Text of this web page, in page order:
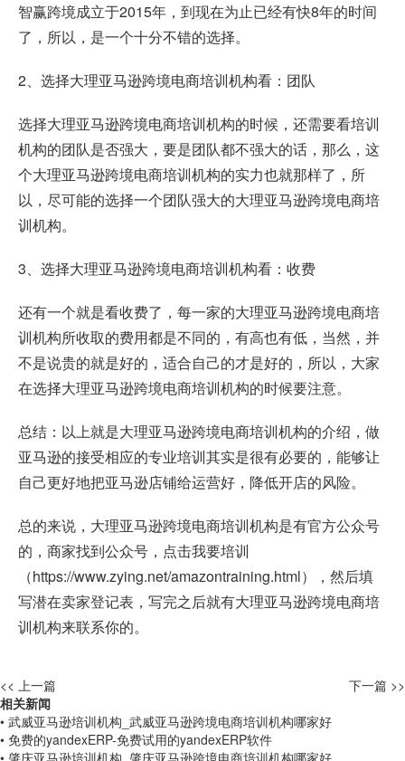
智赢跨境成立于2015年，到现在为止已经有快8年的时间
了，所以，是一个十分不错的选择。
2、选择大理亚马逊跨境电商培训机构看：团队
选择大理亚马逊跨境电商培训机构的时候，还需要看培训
机构的团队是否强大，要是团队都不强大的话，那么，这
个大理亚马逊跨境电商培训机构的实力也就那样了，所
以，尽可能的选择一个团队强大的大理亚马逊跨境电商培
训机构。
3、选择大理亚马逊跨境电商培训机构看：收费
还有一个就是看收费了，每一家的大理亚马逊跨境电商培
训机构所收取的费用都是不同的，有高也有低，当然，并
不是说贵的就是好的，适合自己的才是好的，所以，大家
在选择大理亚马逊跨境电商培训机构的时候要注意。
总结：以上就是大理亚马逊跨境电商培训机构的介绍，做
亚马逊的接受相应的专业培训其实是很有必要的，能够让
自己更好地把亚马逊店铺给运营好，降低开店的风险。
总的来说，大理亚马逊跨境电商培训机构是有官方公众号
的，商家找到公众号，点击我要培训
（https://www.zying.net/amazontraining.html），然后填
写潜在卖家登记表，写完之后就有大理亚马逊跨境电商培
训机构来联系你的。
<< 上一篇
下一篇 >>
相关新闻
• 武威亚马逊培训机构_武威亚马逊跨境电商培训机构哪家好
• 免费的yandexERP-免费试用的yandexERP软件